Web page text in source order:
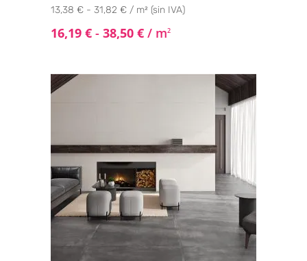
13,38 € - 31,82 € / m² (sin IVA)
16,19 € - 38,50 € / m2